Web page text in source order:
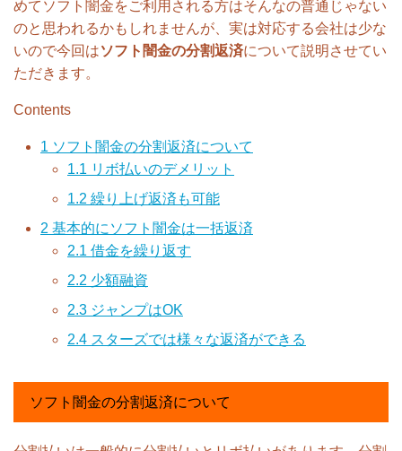
めてソフト闇金をご利用される方はそんなの普通じゃない
のと思われるかもしれませんが、実は対応する会社は少な
いので今回はソフト闇金の分割返済について説明させてい
ただきます。
Contents
1 ソフト闇金の分割返済について
1.1 リボ払いのデメリット
1.2 繰り上げ返済も可能
2 基本的にソフト闇金は一括返済
2.1 借金を繰り返す
2.2 少額融資
2.3 ジャンプはOK
2.4 スターズでは様々な返済ができる
ソフト闇金の分割返済について